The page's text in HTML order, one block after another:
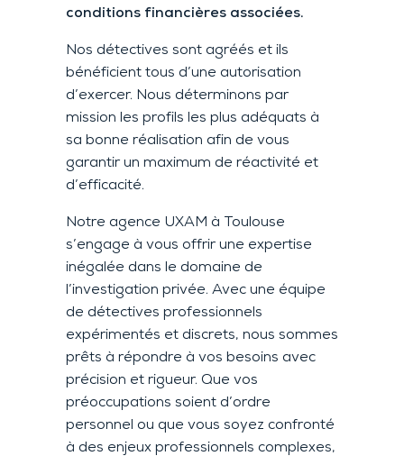
conditions financières associées.
Nos détectives sont agréés et ils
bénéficient tous d’une autorisation
d’exercer. Nous déterminons par
mission les profils les plus adéquats à
sa bonne réalisation afin de vous
garantir un maximum de réactivité et
d’efficacité.
Notre agence UXAM à Toulouse
s’engage à vous offrir une expertise
inégalée dans le domaine de
l’investigation privée. Avec une équipe
de détectives professionnels
expérimentés et discrets, nous sommes
prêts à répondre à vos besoins avec
précision et rigueur. Que vos
préoccupations soient d’ordre
personnel ou que vous soyez confronté
à des enjeux professionnels complexes,